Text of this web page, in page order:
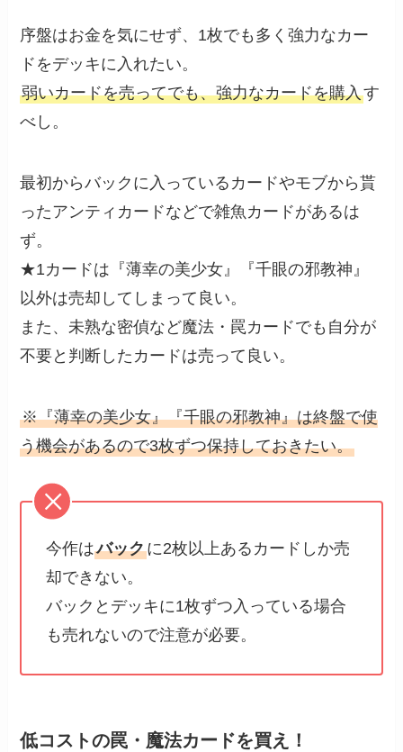
序盤はお金を気にせず、1枚でも多く強力なカー
ドをデッキに入れたい。
弱いカードを売ってでも、強力なカードを購入す
べし。
最初からバックに入っているカードやモブから貰
ったアンティカードなどで雑魚カードがあるは
ず。
★1カードは『薄幸の美少女』『千眼の邪教神』
以外は売却してしまって良い。
また、未熟な密偵など魔法・罠カードでも自分が
不要と判断したカードは売って良い。
※『薄幸の美少女』『千眼の邪教神』は終盤で使
う機会があるので3枚ずつ保持しておきたい。
今作はバックに2枚以上あるカードしか売
却できない。
バックとデッキに1枚ずつ入っている場合
も売れないので注意が必要。
低コストの罠・魔法カードを買え！